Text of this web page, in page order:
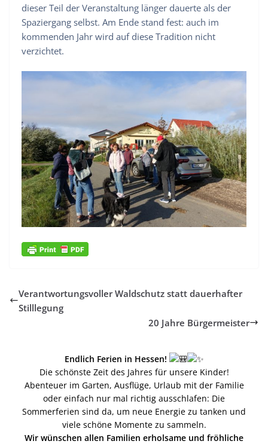
dieser Teil der Veranstaltung länger dauerte als der
Spaziergang selbst. Am Ende stand fest: auch im
kommenden Jahr wird auf diese Tradition nicht
verzichtet.
Verantwortungsvoller Waldschutz statt dauerhafter
Stilllegung
20 Jahre Bürgermeister
Endlich Ferien in Hessen!
Die schönste Zeit des Jahres für unsere Kinder!
Abenteuer im Garten, Ausflüge, Urlaub mit der Familie
oder einfach nur mal richtig ausschlafen: Die
Sommerferien sind da, um neue Energie zu tanken und
viele schöne Momente zu sammeln.
Wir wünschen allen Familien erholsame und fröhliche